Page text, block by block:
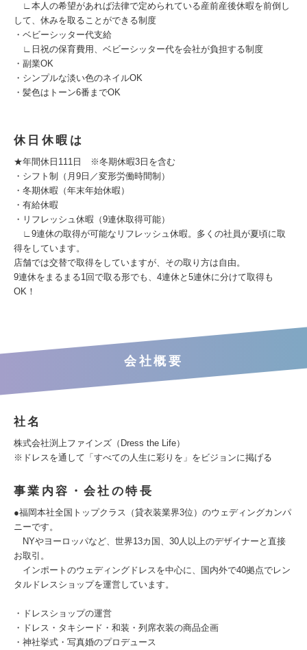
∟本人の希望があれば法律で定められている産前産後休暇を前倒し
して、休みを取ることができる制度
・ベビーシッター代支給
∟日祝の保育費用、ベビーシッター代を会社が負担する制度
・副業OK
・シンプルな淡い色のネイルOK
・髪色はトーン6番までOK
休日休暇は
★年間休日111日 ※冬期休暇3日を含む
・シフト制（月9日／変形労働時間制）
・冬期休暇（年末年始休暇）
・有給休暇
・リフレッシュ休暇（9連休取得可能）
∟9連休の取得が可能なリフレッシュ休暇。多くの社員が夏頃に取
得をしています。
店舗では交替で取得をしていますが、その取り方は自由。
9連休をまるまる1回で取る形でも、4連休と5連休に分けて取得も
OK！
会社概要
社名
株式会社渕上ファインズ（Dress the Life）
※ドレスを通して「すべての人生に彩りを」をビジョンに掲げる
事業内容・会社の特長
●福岡本社全国トップクラス（貸衣装業界3位）のウェディングカンパ
ニーです。
NYやヨーロッパなど、世界13カ国、30人以上のデザイナーと直接
お取引。
インポートのウェディングドレスを中心に、国内外で40拠点でレン
タルドレスショップを運営しています。
・ドレスショップの運営
・ドレス・タキシード・和装・列席衣装の商品企画
・神社挙式・写真婚のプロデュース